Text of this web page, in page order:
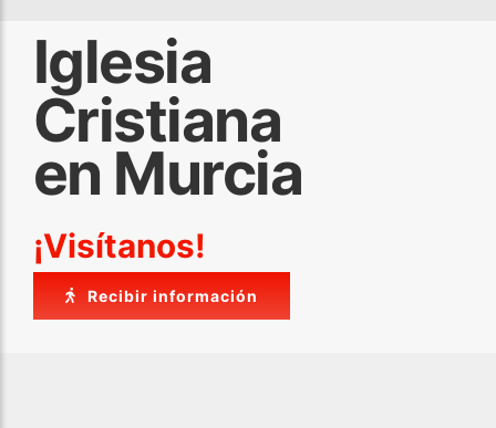
Iglesia
Cristiana
en Murcia
¡Visítanos!
Recibir información